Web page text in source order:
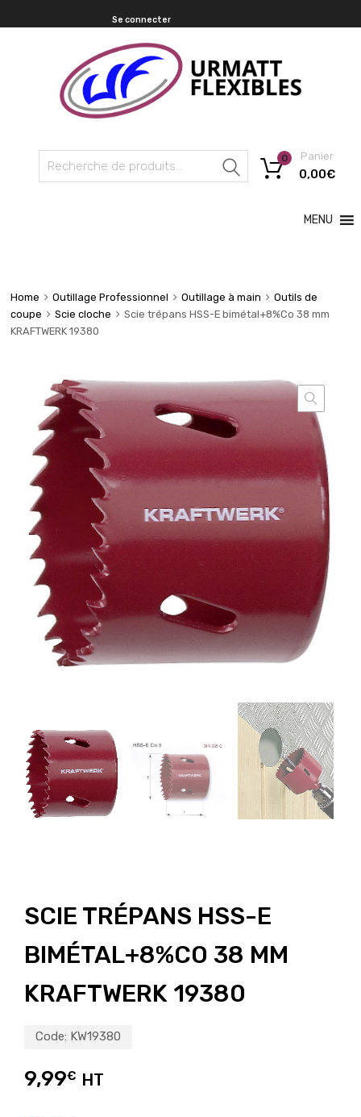
Se connecter
Recherche
Panier
0,00€
0
MENU
Home Outillage Professionnel Outillage à main
Outils de
coupe
Scie cloche
Scie trépans HSS-E bimétal+8%Co 38 mm
KRAFTWERK 19380
SCIE TRÉPANS HSS-E
BIMÉTAL+8%CO 38 MM
KRAFTWERK 19380
Code: KW19380
9,99€ HT